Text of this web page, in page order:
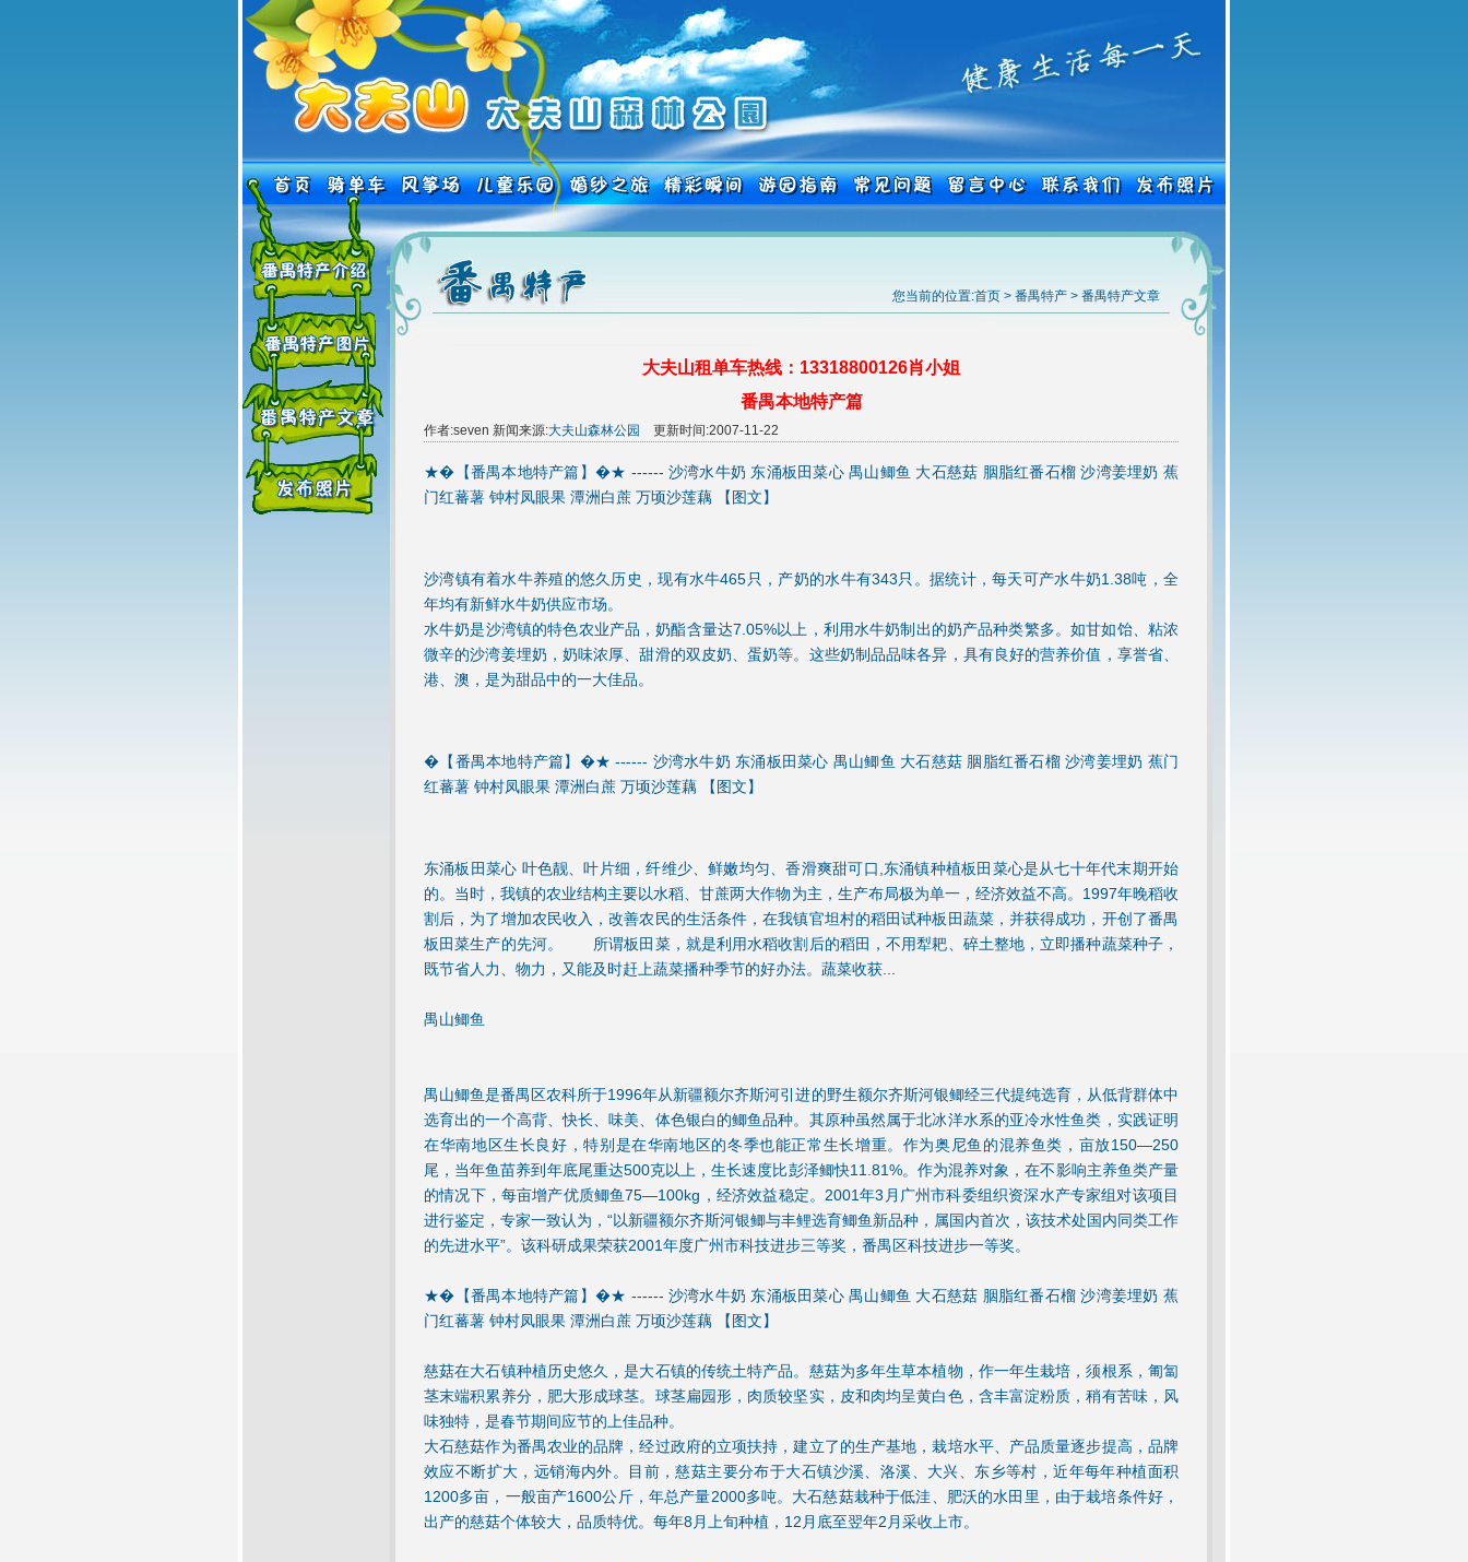
您当前的位置:首页 > 番禺特产 > 番禺特产文章
大夫山租单车热线：13318800126肖小姐
番禺本地特产篇
作者:seven 新闻来源:大夫山森林公园 更新时间:2007-11-22
★�【番禺本地特产篇】�★ ------ 沙湾水牛奶 东涌板田菜心 禺山鲫鱼 大石慈菇 胭脂红番石榴 沙湾姜埋奶 蕉
门红蕃薯 钟村凤眼果 潭洲白蔗 万顷沙莲藕 【图文】
沙湾镇有着水牛养殖的悠久历史，现有水牛465只，产奶的水牛有343只。据统计，每天可产水牛奶1.38吨，全
年均有新鲜水牛奶供应市场。
水牛奶是沙湾镇的特色农业产品，奶酯含量达7.05%以上，利用水牛奶制出的奶产品种类繁多。如甘如饴、粘浓
微辛的沙湾姜埋奶，奶味浓厚、甜滑的双皮奶、蛋奶等。这些奶制品品味各异，具有良好的营养价值，享誉省、
港、澳，是为甜品中的一大佳品。
�【番禺本地特产篇】�★ ------ 沙湾水牛奶 东涌板田菜心 禺山鲫鱼 大石慈菇 胭脂红番石榴 沙湾姜埋奶 蕉门
红蕃薯 钟村凤眼果 潭洲白蔗 万顷沙莲藕 【图文】
东涌板田菜心 叶色靓、叶片细，纤维少、鲜嫩均匀、香滑爽甜可口,东涌镇种植板田菜心是从七十年代末期开始
的。当时，我镇的农业结构主要以水稻、甘蔗两大作物为主，生产布局极为单一，经济效益不高。1997年晚稻收
割后，为了增加农民收入，改善农民的生活条件，在我镇官坦村的稻田试种板田蔬菜，并获得成功，开创了番禺
板田菜生产的先河。 所谓板田菜，就是利用水稻收割后的稻田，不用犁耙、碎土整地，立即播种蔬菜种子，
既节省人力、物力，又能及时赶上蔬菜播种季节的好办法。蔬菜收获...
禺山鲫鱼
禺山鲫鱼是番禺区农科所于1996年从新疆额尔齐斯河引进的野生额尔齐斯河银鲫经三代提纯选育，从低背群体中
选育出的一个高背、快长、味美、体色银白的鲫鱼品种。其原种虽然属于北冰洋水系的亚冷水性鱼类，实践证明
在华南地区生长良好，特别是在华南地区的冬季也能正常生长增重。作为奥尼鱼的混养鱼类，亩放150—250
尾，当年鱼苗养到年底尾重达500克以上，生长速度比彭泽鲫快11.81%。作为混养对象，在不影响主养鱼类产量
的情况下，每亩增产优质鲫鱼75—100kg，经济效益稳定。2001年3月广州市科委组织资深水产专家组对该项目
进行鉴定，专家一致认为，“以新疆额尔齐斯河银鲫与丰鲤选育鲫鱼新品种，属国内首次，该技术处国内同类工作
的先进水平”。该科研成果荣获2001年度广州市科技进步三等奖，番禺区科技进步一等奖。
★�【番禺本地特产篇】�★ ------ 沙湾水牛奶 东涌板田菜心 禺山鲫鱼 大石慈菇 胭脂红番石榴 沙湾姜埋奶 蕉
门红蕃薯 钟村凤眼果 潭洲白蔗 万顷沙莲藕 【图文】
慈菇在大石镇种植历史悠久，是大石镇的传统土特产品。慈菇为多年生草本植物，作一年生栽培，须根系，匍匐
茎末端积累养分，肥大形成球茎。球茎扁园形，肉质较坚实，皮和肉均呈黄白色，含丰富淀粉质，稍有苦味，风
味独特，是春节期间应节的上佳品种。
大石慈菇作为番禺农业的品牌，经过政府的立项扶持，建立了的生产基地，栽培水平、产品质量逐步提高，品牌
效应不断扩大，远销海内外。目前，慈菇主要分布于大石镇沙溪、洛溪、大兴、东乡等村，近年每年种植面积
1200多亩，一般亩产1600公斤，年总产量2000多吨。大石慈菇栽种于低洼、肥沃的水田里，由于栽培条件好，
出产的慈菇个体较大，品质特优。每年8月上旬种植，12月底至翌年2月采收上市。